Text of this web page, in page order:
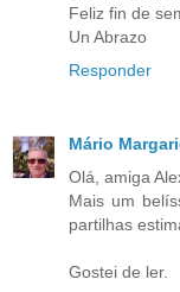
Feliz fin de
Un Abrazo
Responder
Mário
Olá, amiga
Mais um
partilhas
Gostei de ler.